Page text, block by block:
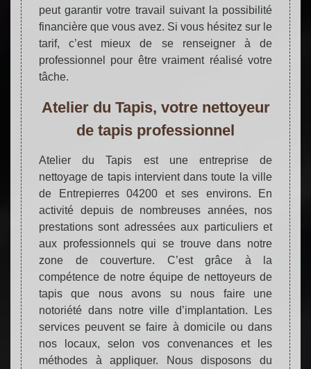
peut garantir votre travail suivant la possibilité
financière que vous avez. Si vous hésitez sur le
tarif, c’est mieux de se renseigner à de
professionnel pour être vraiment réalisé votre
tâche.
Atelier du Tapis, votre nettoyeur
de tapis professionnel
Atelier du Tapis est une entreprise de
nettoyage de tapis intervient dans toute la ville
de Entrepierres 04200 et ses environs. En
activité depuis de nombreuses années, nos
prestations sont adressées aux particuliers et
aux professionnels qui se trouve dans notre
zone de couverture. C’est grâce à la
compétence de notre équipe de nettoyeurs de
tapis que nous avons su nous faire une
notoriété dans notre ville d’implantation. Les
services peuvent se faire à domicile ou dans
nos locaux, selon vos convenances et les
méthodes à appliquer. Nous disposons du